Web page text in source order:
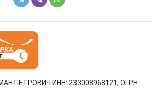
ПЕТРОВИЧ ИНН: 233008968121, ОГРН :